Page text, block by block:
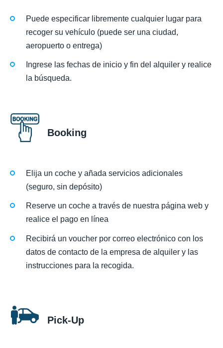
Puede especificar libremente cualquier lugar para
recoger su vehículo (puede ser una ciudad,
aeropuerto o entrega)
Ingrese las fechas de inicio y fin del alquiler y realice
la búsqueda.
Booking
Elija un coche y añada servicios adicionales
(seguro, sin depósito)
Reserve un coche a través de nuestra página web y
realice el pago en línea
Recibirá un voucher por correo electrónico con los
datos de contacto de la empresa de alquiler y las
instrucciones para la recogida.
Pick-Up